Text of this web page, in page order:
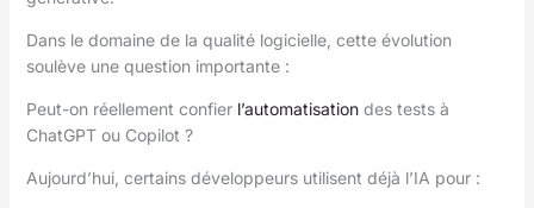
Dans le domaine de la qualité logicielle, cette évolution
soulève une question importante :
Peut-on réellement confier l’automatisationdes tests à
ChatGPT ou Copilot ?
Aujourd’hui, certains développeurs utilisent déjà l’IA pour :